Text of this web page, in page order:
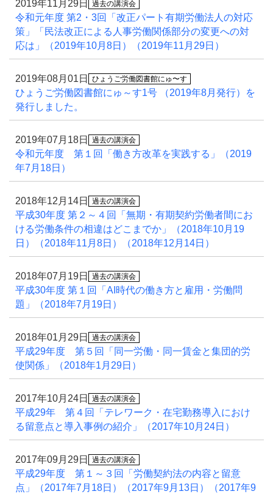
2019年11月29日 過去の講演会
令和元年度 第2・3回「改正パート有期労働法人の対応
策」「民法改正による人事労働関係部分の変更への対
応は」（2019年10月8日）（2019年11月29日）
2019年08月01日 ひょうご労働図書館にゅ〜す
ひょうご労働図書館にゅ～す1号 （2019年8月発行）を
発行しました。
2019年07月18日 過去の講演会
令和元年度 第１回「働き方改革を実践する」（2019
年7月18日）
2018年12月14日 過去の講演会
平成30年度 第２～４回「無期・有期契約労働者間にお
ける労働条件の相違はどこまでか」（2018年10月19
日）（2018年11月8日）（2018年12月14日）
2018年07月19日 過去の講演会
平成30年度 第１回「AI時代の働き方と雇用・労働問
題」（2018年7月19日）
2018年01月29日 過去の講演会
平成29年度 第５回「同一労働・同一賃金と集団的労
使関係」（2018年1月29日）
2017年10月24日 過去の講演会
平成29年 第４回「テレワーク・在宅勤務導入におけ
る留意点と導入事例の紹介」（2017年10月24日）
2017年09月29日 過去の講演会
平成29年度 第１～３回「労働契約法の内容と留意
点」（2017年7月18日）（2017年9月13日）（2017年9